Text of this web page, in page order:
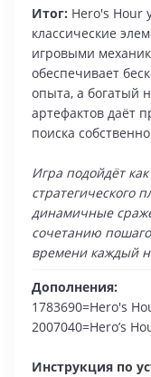
Итог: Hero's Hour
классические
игровыми
обеспечивает
опыта, а богатый
артефактов даёт
поиска
Игра подойдёт
стратегического
динамичные
сочетанию
времени каждый
Дополнения:
1783690=Hero's
2007040=Hero’s
Инструкция по